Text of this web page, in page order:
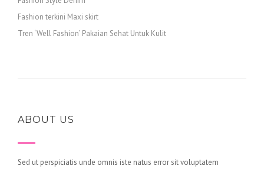
Fashion terkini Maxi skirt
Tren ‘Well Fashion’ Pakaian Sehat Untuk Kulit
ABOUT US
Sed ut perspiciatis unde omnis iste natus error sit voluptatem